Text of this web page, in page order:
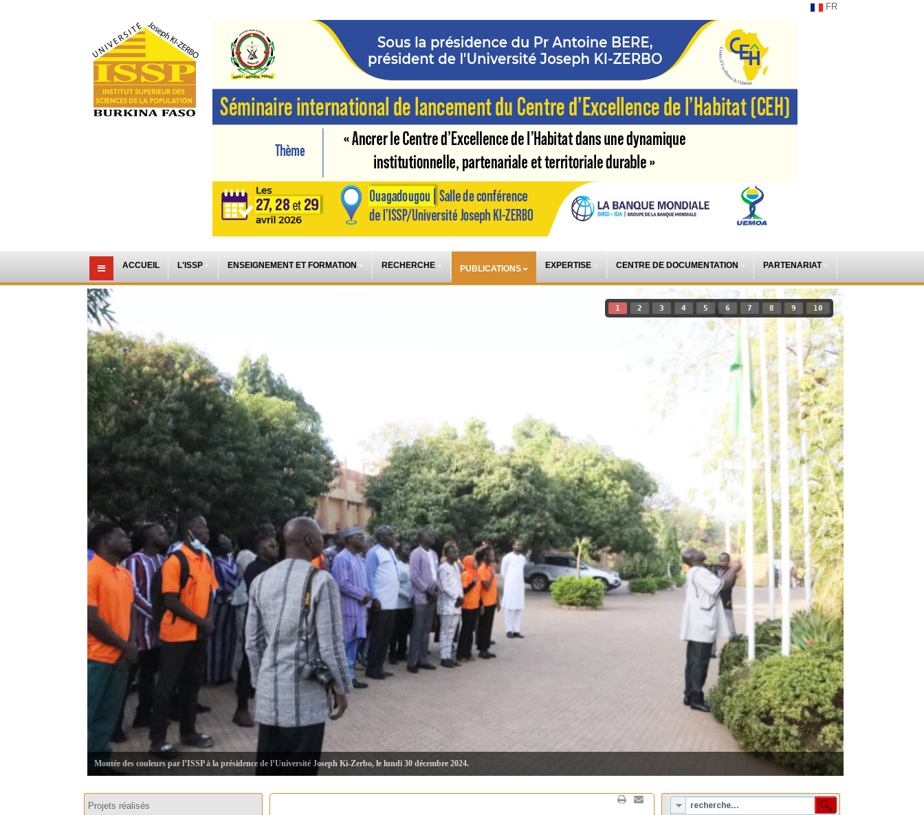
FR
ACCUEIL L'ISSP ENSEIGNEMENT ET FORMATION RECHERCHE PUBLICATIONS EXPERTISE CENTRE DE DOCUMENTATION PARTENARIAT
1 2 3 4 5 6 7 8 9 10
Montée des couleurs par l’ISSP à la présidence de l’Université Joseph Ki-Zerbo, le lundi 30 décembre 2024.
Projets réalisés